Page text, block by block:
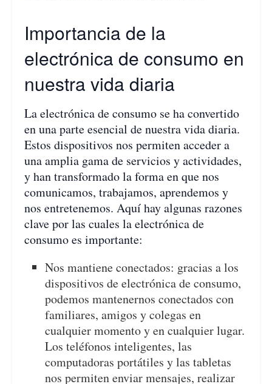
Importancia de la
electrónica de consumo en
nuestra vida diaria
La electrónica de consumo se ha convertido
en una parte esencial de nuestra vida diaria.
Estos dispositivos nos permiten acceder a
una amplia gama de servicios y actividades,
y han transformado la forma en que nos
comunicamos, trabajamos, aprendemos y
nos entretenemos. Aquí hay algunas razones
clave por las cuales la electrónica de
consumo es importante:
Nos mantiene conectados: gracias a los
dispositivos de electrónica de consumo,
podemos mantenernos conectados con
familiares, amigos y colegas en
cualquier momento y en cualquier lugar.
Los teléfonos inteligentes, las
computadoras portátiles y las tabletas
nos permiten enviar mensajes, realizar